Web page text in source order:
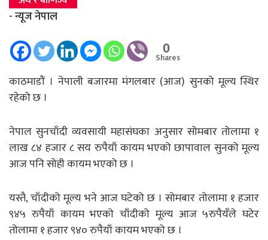
- न्यूज नेपाल
0
Shares
काठमाडौं । नेपाली बजारमा मंगलबार (आज) सुनको मूल्य स्थिर
रहेको छ ।
नेपाल सुनचाँदी व्यवसायी महासंघका अनुसार सोमबार तोलामा १
लाख ८४ हजार ८ सय रुपैयाँ कायम भएको छापावाल सुनको मूल्य
आज पनि सोही कायम भएको छ ।
यस्तै, चाँदीको मूल्य भने आज घटेको छ । सोमबार तोलामा १ हजार
९४५ रुपैयाँ कायम भएको चाँदीको मूल्य आज ५रुपैयँले घटेर
तोलामा १ हजार ९४० रुपैयाँ कायम भएको छ ।